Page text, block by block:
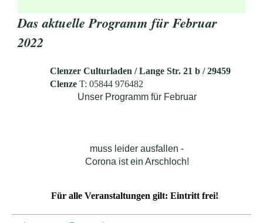
Das aktuelle Programm für Februar
2022
Clenzer Culturladen /Lange Str. 21 b /29459
ClenzeT: 05844 976482
Unser Programm für Februar
muss leider ausfallen -
Corona ist ein Arschloch!
Für alle Veranstaltungen gilt: Eintritt frei!